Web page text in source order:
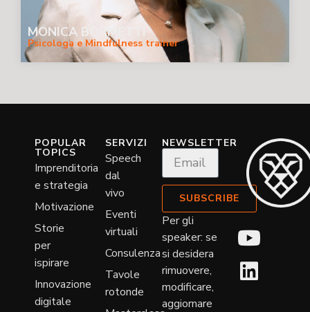
MONICA BORMETTI
Psicologa e Mindfulness trainer
POPULAR
TOPICS
Imprenditoria
e strategia
Motivazione
Storie
per
ispirare
Innovazione
digitale
SERVIZI
Speech
dal
vivo
Eventi
virtuali
Consulenza
Tavole
rotonde
NEWSLETTER
SUBSCRIBE
Per gli
speaker: se
si desidera
rimuovere,
modificare,
aggiornare